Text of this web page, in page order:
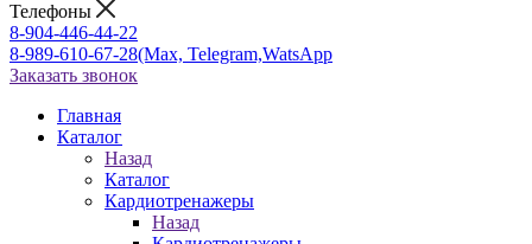
Телефоны
8-904-446-44-22
8-989-610-67-28(Max, Telegram,WatsApp
Заказать звонок
Главная
Каталог
Назад
Каталог
Кардиотренажеры
Назад